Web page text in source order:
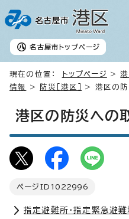
名古屋市 トップページ
現在の位置： トップページ >
情報
> 防災［港区］ > 港区の防
港区の防災への
ページID 1022996
指定避難所・指定緊急避